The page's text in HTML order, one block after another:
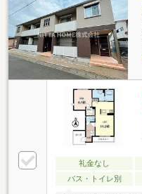
礼金なし
バス・トイレ別